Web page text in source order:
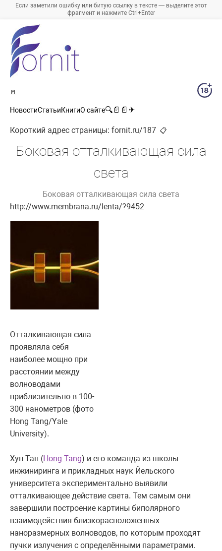
Если заметили ошибку или битую ссылку в тексте — выделите этот
фрагмент и нажмите Ctrl+Enter
🚪
НовостиСтатьиКнигиО сайте🔍 📄 📄 ✈
Короткий адрес страницы: fornit.ru/187 📋
Боковая отталкивающая сила
света
Боковая отталкивающая сила света
http://www.membrana.ru/lenta/?9452
Отталкивающая сила
проявляла себя
наиболее мощно при
расстоянии между
волноводами
приблизительно в 100-
300 нанометров (фото
Hong Tang/Yale
University).
Хун Тан (Hong Tang) и его команда из школы
инжиниринга и прикладных наук Йельского
университета экспериментально выявили
отталкивающее действие света. Тем самым они
завершили построение картины биполярного
взаимодействия близкорасположенных
наноразмерных волноводов, по которым проходят
пучки излучения с определёнными параметрами.